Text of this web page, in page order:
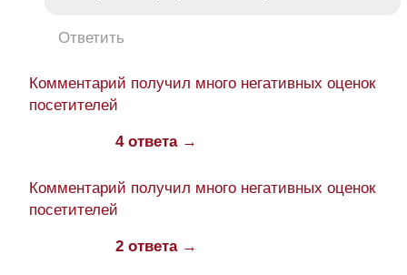
Ответить
Комментарий получил много негативных оценок
посетителей
4 ответа →
Комментарий получил много негативных оценок
посетителей
2 ответа →